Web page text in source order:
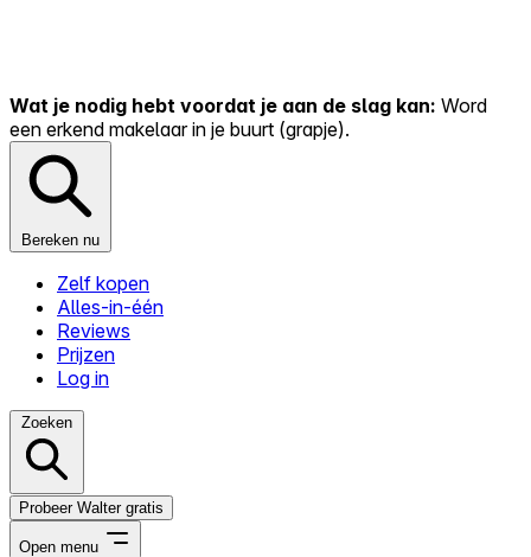
Wat je nodig hebt voordat je aan de slag kan: Word
een erkend makelaar in je buurt (grapje).
Bereken nu
Zelf kopen
Alles-in-één
Reviews
Prijzen
Log in
Zoeken
Probeer Walter gratis
Open menu